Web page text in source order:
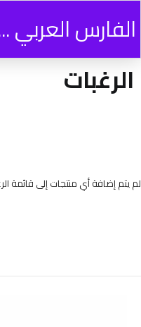
الفارس العربي
الرغبات
لم يتم إضافة أي منتجات إلى قائمة